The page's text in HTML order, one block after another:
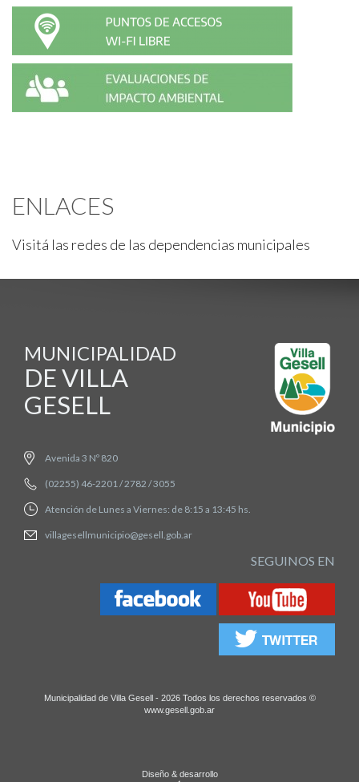
ENLACES
Visitá las redes de las dependencias municipales
MUNICIPALIDAD
DE VILLA
GESELL
Avenida 3 Nº 820
(02255) 46-2201 / 2782 / 3055
Atención de Lunes a Viernes: de 8:15 a 13:45 hs.
villagesellmunicipio@gesell.gob.ar
SEGUINOS EN
Municipalidad de Villa Gesell - 2026 Todos los derechos reservados ©
www.gesell.gob.ar
Diseño & desarrollo